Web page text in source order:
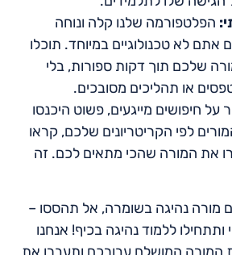
הפלטפורמה שלנו קלה ונוחה
אתם לא טכנולוגיים במיוחד. תוכלו
שלכם תוך דקות ספורות, בלי
או תהליכים מסובכים.
על חיפושים מייגעים, פשוט היכנסו
לפי הקריטריונים שלכם, קראו
את המורה שהכי מתאים לכם. זה
נהיגה בשומרה, אל תהססו –
ותתחילו ללמוד נהיגה בכיף! אנחנו